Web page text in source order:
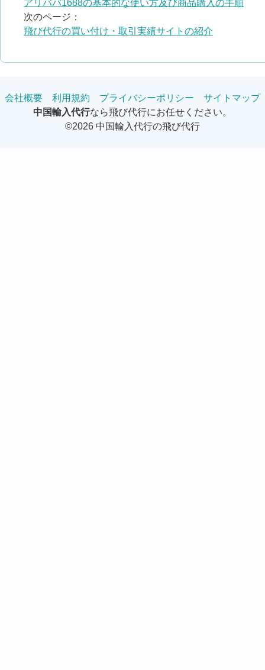
アリババ1688の基本的な使い方及び商品購入の手順
次のページ：
飛び代行の買い付け・取引実績サイトの紹介
会社概要 利用規約 プライバシーポリシー
サイトマップ
中国輸入代行なら飛び代行にお任せください。
©2026 中国輸入代行の飛び代行